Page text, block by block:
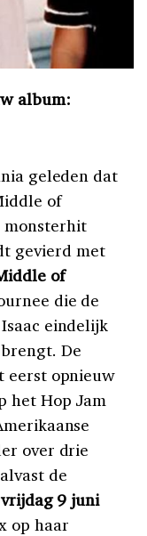
album:
geleden dat
of
monsterhit
gevierd met
of
die de
eindelijk
De
eerst opnieuw
het Hop Jam
over drie
de
vrijdag 9 juni
op haar